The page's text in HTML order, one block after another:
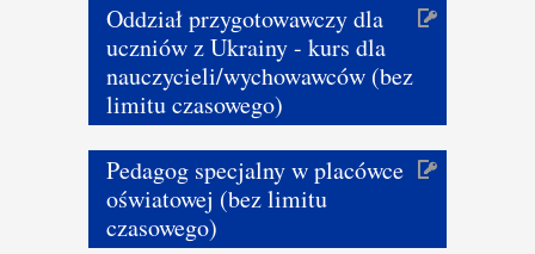
Oddział przygotowawczy dla
uczniów z Ukrainy - kurs dla
nauczycieli/wychowawców (bez
limitu czasowego)
Pedagog specjalny w placówce
oświatowej (bez limitu
czasowego)